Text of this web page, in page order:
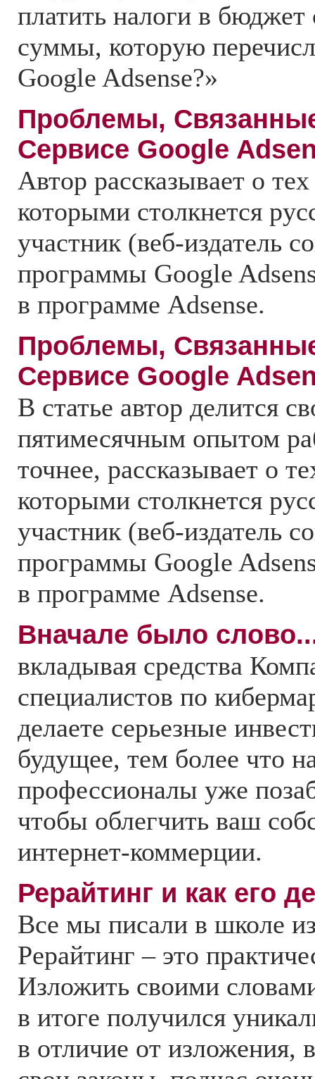
платить налоги в
суммы, которую
Google Adsense?»
Проблемы,
Сервисе Google
Автор рассказывает о
которыми столкнется
участник (веб-издатель
программы Google
в программе Adsense.
Проблемы,
Сервисе Google
В статье автор делится
пятимесячным опытом
точнее, рассказывает о
которыми столкнется
участник (веб-издатель
программы Google
в программе Adsense.
Вначале было
вкладывая средства
специалистов по
делаете серьезные
будущее, тем более что
профессионалы уже
чтобы облегчить ваш
интернет-коммерции.
Рерайтинг и как его
Все мы писали в школе
Рерайтинг – это
Изложить своими
в итоге получился
в отличие от изложения,